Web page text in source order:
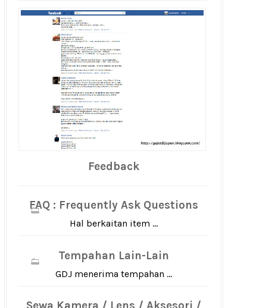
Feedback
FAQ : Frequently Ask Questions
Hal berkaitan item ...
Tempahan Lain-Lain
GDJ menerima tempahan ...